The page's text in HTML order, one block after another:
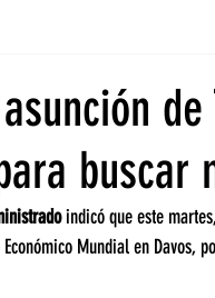
buscar
indicó que este martes,
Mundial en Davos,